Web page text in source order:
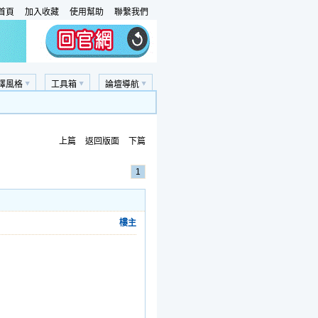
頁 加入收藏 使用幫助 聯繫我們
論壇導航
工具箱
風格
上篇 返回版面 下篇
1
樓主